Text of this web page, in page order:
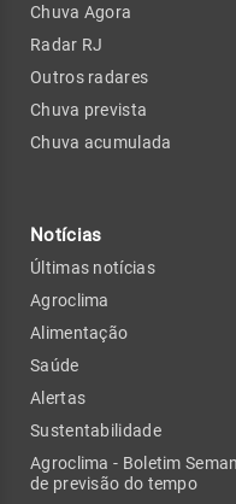
Chuva Agora
Radar RJ
Outros radares
Chuva prevista
Chuva acumulada
Notícias
Últimas notícias
Agroclima
Alimentação
Saúde
Alertas
Sustentabilidade
Agroclima - Boletim
de previsão do tempo